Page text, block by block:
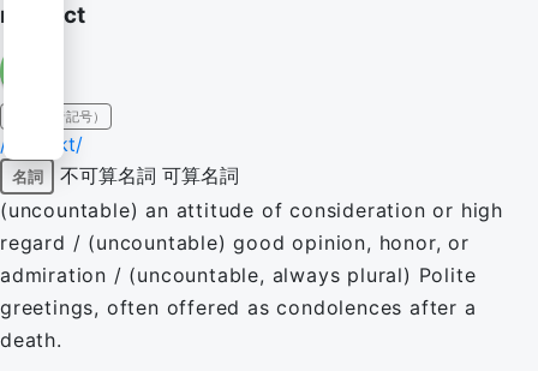
respect
IPA（発音記号）
/ɹɪˈspɛkt/
名詞 不可算名詞 可算名詞
(uncountable) an attitude of consideration or high
regard / (uncountable) good opinion, honor, or
admiration / (uncountable, always plural) Polite
greetings, often offered as condolences after a
death.